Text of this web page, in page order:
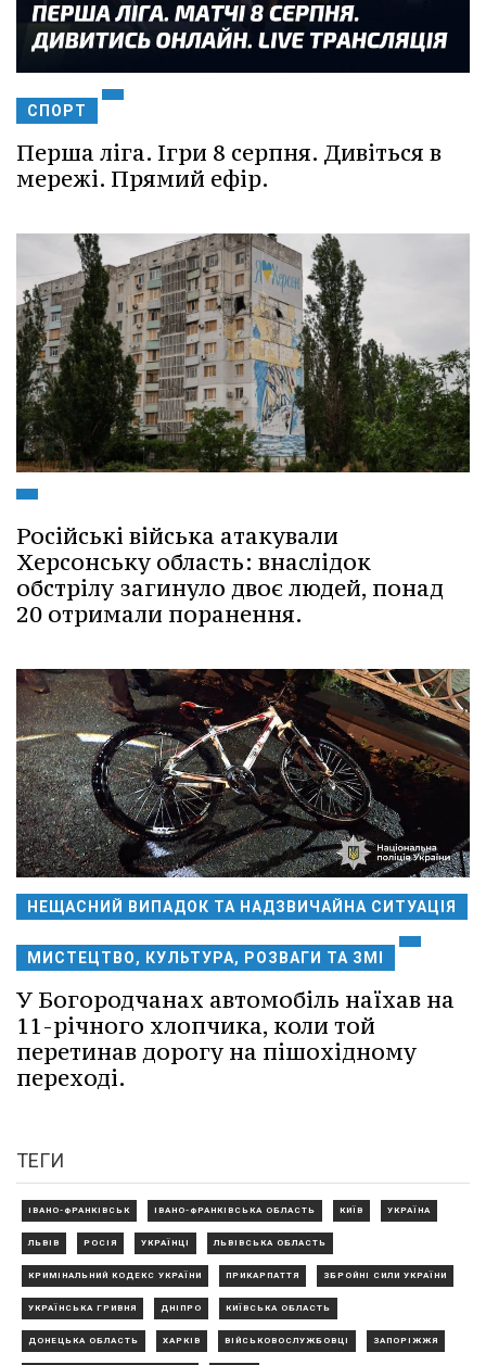
СПОРТ
Перша ліга. Ігри 8 серпня. Дивіться в
мережі. Прямий ефір.
Російські війська атакували
Херсонську область: внаслідок
обстрілу загинуло двоє людей, понад
20 отримали поранення.
НЕЩАСНИЙ ВИПАДОК ТА НАДЗВИЧАЙНА СИТУАЦІЯ
МИСТЕЦТВО, КУЛЬТУРА, РОЗВАГИ ТА ЗМІ
У Богородчанах автомобіль наїхав на
11-річного хлопчика, коли той
перетинав дорогу на пішохідному
переході.
ТЕГИ
ІВАНО-ФРАНКІВСЬК ІВАНО-ФРАНКІВСЬКА ОБЛАСТЬ КИЇВ УКРАЇНА
ЛЬВІВ РОСІЯ УКРАЇНЦІ ЛЬВІВСЬКА ОБЛАСТЬ
КРИМІНАЛЬНИЙ КОДЕКС УКРАЇНИ ПРИКАРПАТТЯ ЗБРОЙНІ СИЛИ УКРАЇНИ
УКРАЇНСЬКА ГРИВНЯ ДНІПРО КИЇВСЬКА ОБЛАСТЬ
ДОНЕЦЬКА ОБЛАСТЬ ХАРКІВ ВІЙСЬКОВОСЛУЖБОВЦІ ЗАПОРІЖЖЯ